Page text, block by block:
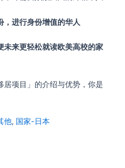
，进行身份增值的华人
未来更轻松就读欧美高校的家
居项目」的介绍与优势，你是
他, 国家-日本